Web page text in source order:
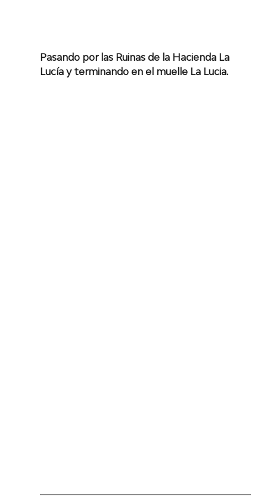
Pasando por las Ruinas de la Hacienda La
Lucía y terminando en el muelle La Lucia.